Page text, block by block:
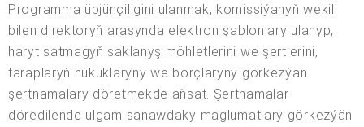
Programma üpjünçiligini ulanmak, komissiýanyň wekili
bilen direktoryň arasynda elektron şablonlary ulanyp,
haryt satmagyň saklanyş möhletlerini we şertlerini,
taraplaryň hukuklaryny we borçlaryny görkezýän
şertnamalary döretmekde aňsat. Şertnamalar
döredilende ulgam sanawdaky maglumatlary görkezýän